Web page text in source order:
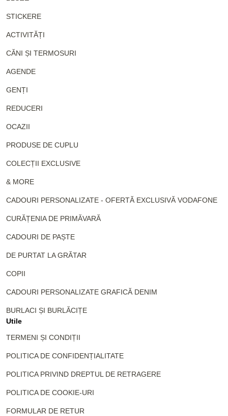
STICKERE
ACTIVITĂȚI
CĂNI ȘI TERMOSURI
AGENDE
GENȚI
REDUCERI
OCAZII
PRODUSE DE CUPLU
COLECȚII EXCLUSIVE
& MORE
CADOURI PERSONALIZATE - OFERTĂ EXCLUSIVĂ VODAFONE
CURĂȚENIA DE PRIMĂVARĂ
CADOURI DE PAȘTE
DE PURTAT LA GRĂTAR
COPII
CADOURI PERSONALIZATE GRAFICĂ DENIM
BURLACI ȘI BURLĂCIȚE
Utile
TERMENI ȘI CONDIȚII
POLITICA DE CONFIDENȚIALITATE
POLITICA PRIVIND DREPTUL DE RETRAGERE
POLITICA DE COOKIE-URI
FORMULAR DE RETUR